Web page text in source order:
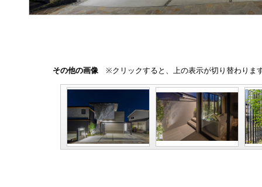
その他の画像 ※クリックすると、上の表示が切り替わりま